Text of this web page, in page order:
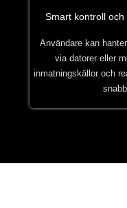
Smart kontroll
Användare kan
via datorer eller
inmatningskällor och